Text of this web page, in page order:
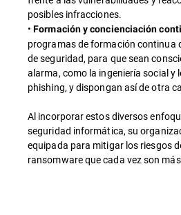
posibles infracciones.
•Formación y concienciación
programas de formación continua
de seguridad, para que sean
alarma, como la ingeniería social y
phishing, y dispongan así de otra
Al incorporar estos diversos
seguridad informática, su
equipada para mitigar los riesgos
ransomware que cada vez son